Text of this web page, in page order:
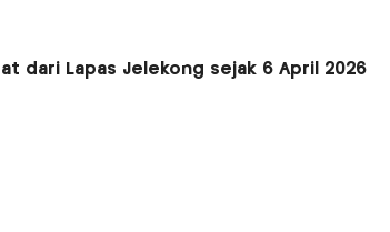
dari Lapas Jelekong sejak 6 April 2026